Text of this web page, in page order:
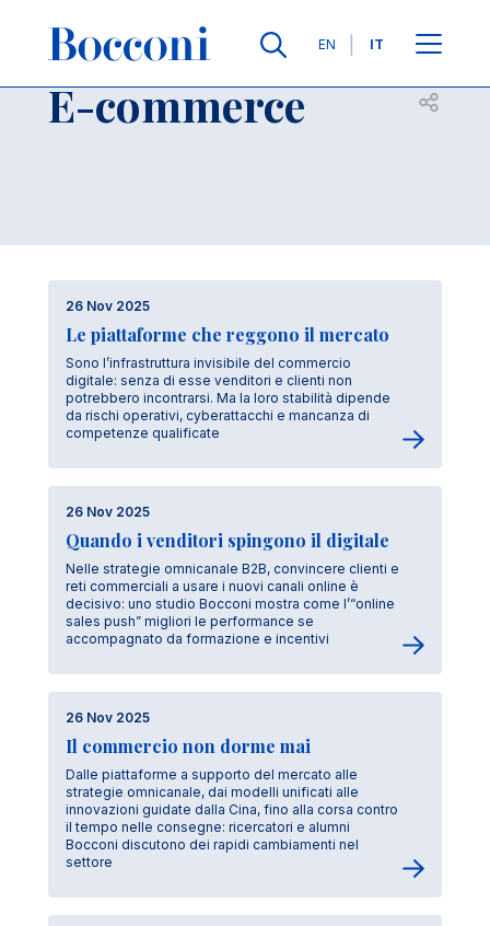
Lingue
EN IT
E-commerce Apri
26 Nov 2025
Le piattaforme che reggono il mercato
Sono l’infrastruttura invisibile del commercio
digitale: senza di esse venditori e clienti non
potrebbero incontrarsi. Ma la loro stabilità dipende
da rischi operativi, cyberattacchi e mancanza di
competenze qualificate
26 Nov 2025
Quando i venditori spingono il digitale
Nelle strategie omnicanale B2B, convincere clienti e
reti commerciali a usare i nuovi canali online è
decisivo: uno studio Bocconi mostra come l’“online
sales push” migliori le performance se
accompagnato da formazione e incentivi
26 Nov 2025
Il commercio non dorme mai
Dalle piattaforme a supporto del mercato alle
strategie omnicanale, dai modelli unificati alle
innovazioni guidate dalla Cina, fino alla corsa contro
il tempo nelle consegne: ricercatori e alumni
Bocconi discutono dei rapidi cambiamenti nel
settore